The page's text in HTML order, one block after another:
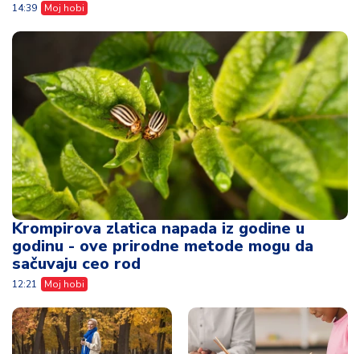
14:39 Moj hobi
Krompirova zlatica napada iz godine u
godinu - ove prirodne metode mogu da
sačuvaju ceo rod
12:21 Moj hobi